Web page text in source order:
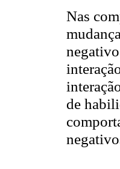
Nas
de